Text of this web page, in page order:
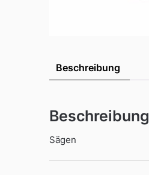
Beschreibung
Beschreibung
Sägen